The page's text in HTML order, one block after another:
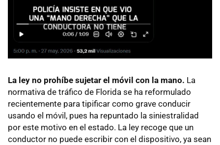
La ley no prohíbe sujetar el móvil con la mano. La
normativa de tráfico de Florida se ha reformulado
recientemente para tipificar como grave conducir
usando el móvil, pues ha repuntado la siniestralidad
por este motivo en el estado. La ley recoge que un
conductor no puede escribir con el dispositivo, ya sean